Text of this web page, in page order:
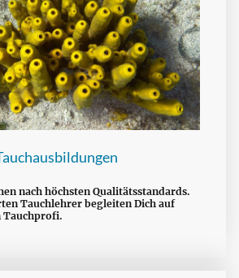
nach höchsten Qualitätsstandards.
Tauchlehrer begleiten Dich auf
Tauchprofi.